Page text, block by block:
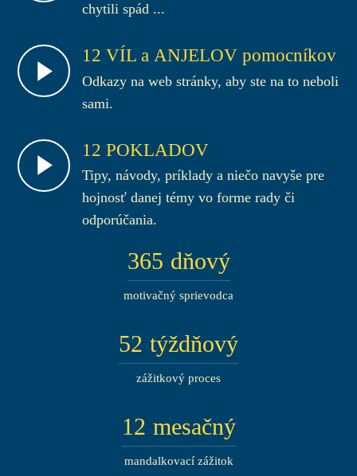
chytili spád ...
12 VÍL a ANJELOV pomocníkov
Odkazy na web stránky, aby ste na to neboli
sami.
12 POKLADOV
Tipy, návody, príklady a niečo navyše pre
hojnosť danej témy vo forme rady či
odporúčania.
365 dňový
motivačný sprievodca
52 týždňový
zážitkový proces
12 mesačný
mandalkovací zážitok